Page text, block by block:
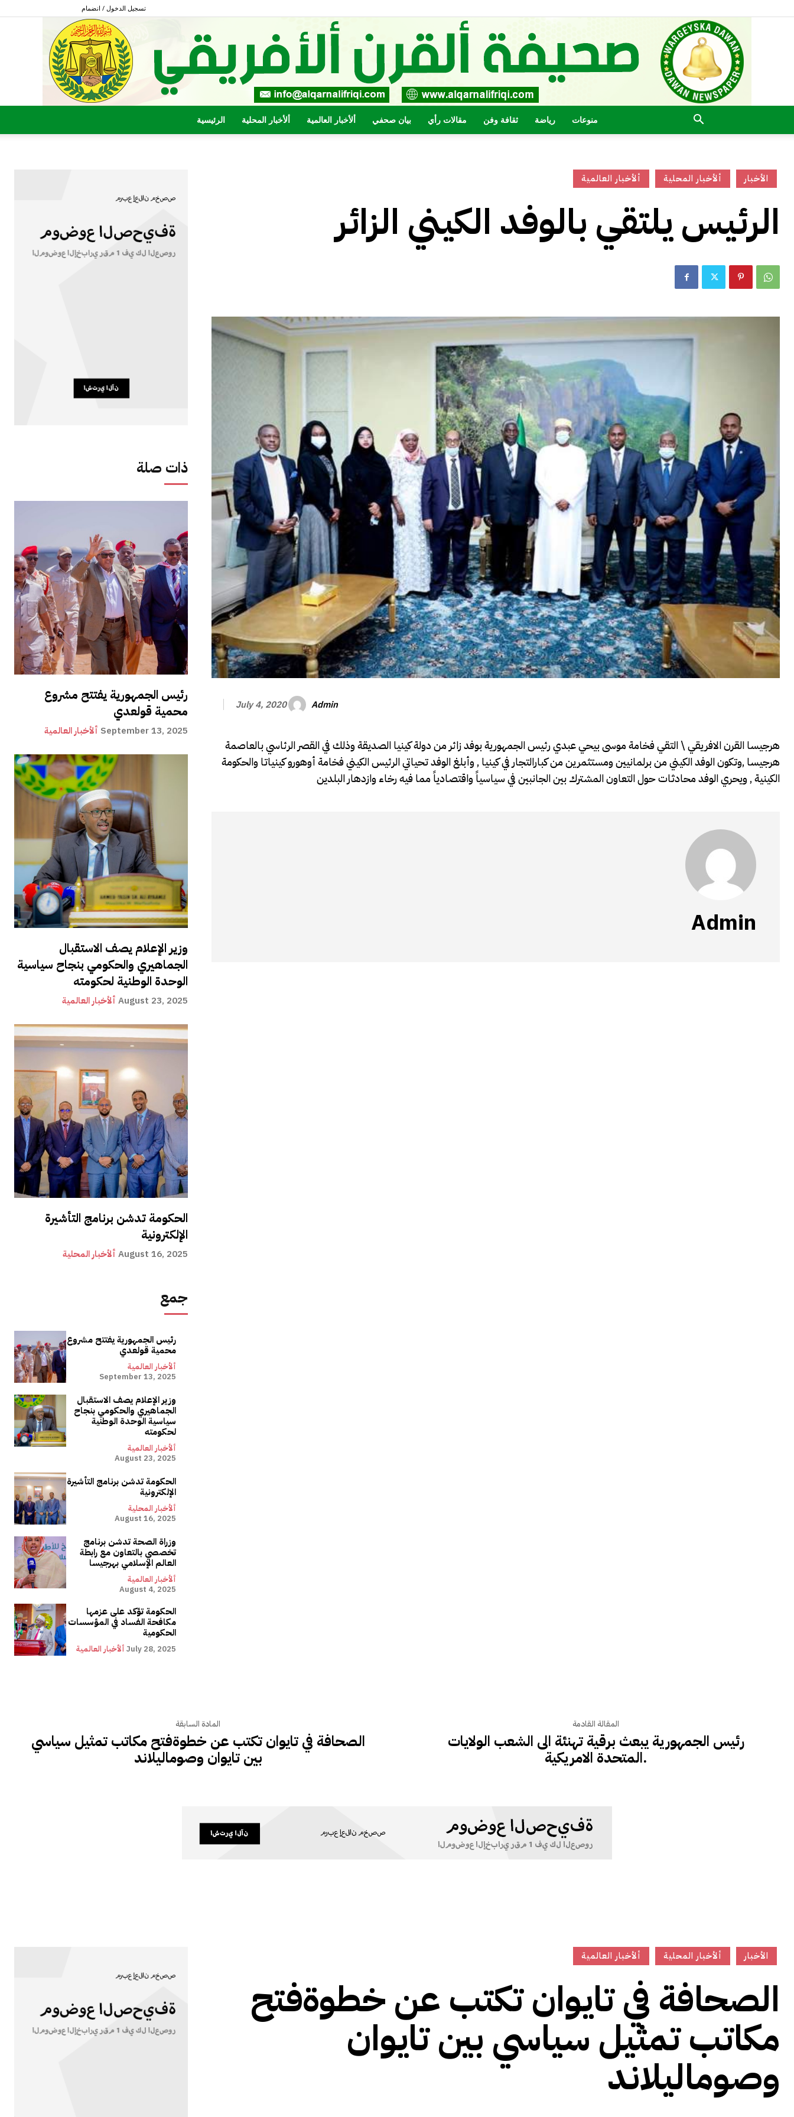
تسجيل الدخول / انضمام
الرئيسية ألأخبار المحلية ألأخبار العالمية بيان صحفي مقالات رأي ثقافة وفن رياضة منوعات
ذات صلة
رئيس الجمهورية يفتتح مشروع
محمية قولعدي
ألأخبار العالمية September 13, 2025
وزير الإعلام يصف الاستقبال
الجماهيري والحكومي بنجاح سياسية
الوحدة الوطنية لحكومته
ألأخبار العالمية August 23, 2025
الحكومة تدشن برنامج التأشيرة
الإلكترونية
ألأخبار المحلية August 16, 2025
جمع
رئيس الجمهورية يفتتح مشروع
محمية قولعدي
ألأخبار العالمية
September 13, 2025
وزير الإعلام يصف الاستقبال
الجماهيري والحكومي بنجاح
سياسية الوحدة الوطنية
لحكومته
ألأخبار العالمية
August 23, 2025
الحكومة تدشن برنامج التأشيرة
الإلكترونية
ألأخبار المحلية
August 16, 2025
وزراة الصحة تدشن برنامج
تخصصي بالتعاون مع رابطة
العالم الإسلامي بهرجيسا
ألأخبار العالمية
August 4, 2025
الحكومة تؤكد على عزمها
مكافحة الفساد في المؤسسات
الحكومية
ألأخبار العالمية July 28, 2025
ألأخبار العالمية ألأخبار المحلية الأخبار
الرئيس يلتقي بالوفد الكيني الزائر
July 4, 2020 Admin
هرجيسا القرن الافريقي \ التقي فخامة موسى بيحي عبدي رئيس الجمهورية بوفد زائر من دولة كينيا الصديقة وذلك في القصر الرئاسي بالعاصمة
هرجيسا ,وتكون الوفد الكيني من برلمانيين ومستثمرين من كبارالتجار في كينيا , وأبلغ الوفد تحياتي الرئيس الكيني فخامة أوهورو كينياتا والحكومة
الكينية , ويحري الوفد محادثات حول التعاون المشترك بين الجانبين في سياسياً واقتصادياً مما فيه رخاء وازدهار البلدين
Admin
المادة السابقة
الصحافة في تايوان تكتب عن خطوةفتح مكاتب تمثيل سياسي
بين تايوان وصوماليلاند
المقالة القادمة
رئيس الجمهورية يبعث برقية تهنئة الى الشعب الولايات
المتحدة الامريكية.